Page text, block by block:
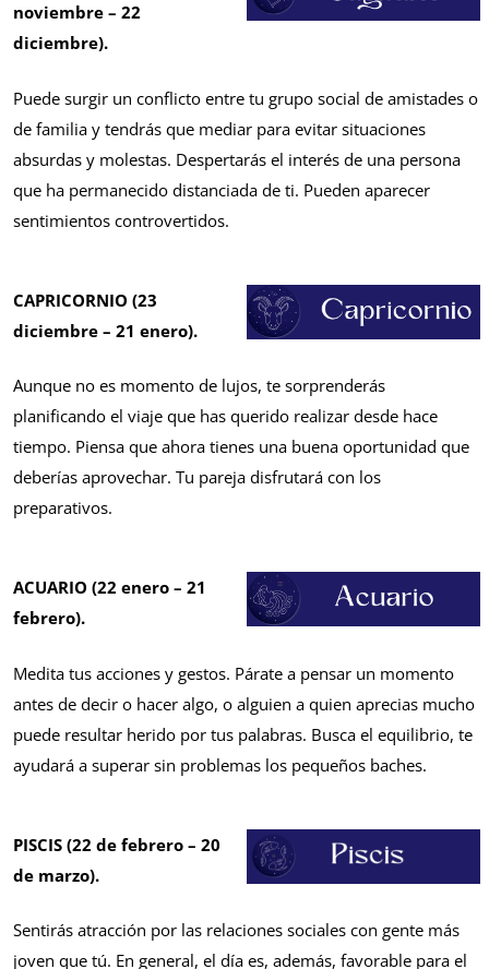
noviembre – 22
diciembre).
Puede surgir un conflicto entre tu grupo social de amistades o
de familia y tendrás que mediar para evitar situaciones
absurdas y molestas. Despertarás el interés de una persona
que ha permanecido distanciada de ti. Pueden aparecer
sentimientos controvertidos.
CAPRICORNIO (23
diciembre – 21 enero).
Aunque no es momento de lujos, te sorprenderás
planificando el viaje que has querido realizar desde hace
tiempo. Piensa que ahora tienes una buena oportunidad que
deberías aprovechar. Tu pareja disfrutará con los
preparativos.
ACUARIO (22 enero – 21
febrero).
Medita tus acciones y gestos. Párate a pensar un momento
antes de decir o hacer algo, o alguien a quien aprecias mucho
puede resultar herido por tus palabras. Busca el equilibrio, te
ayudará a superar sin problemas los pequeños baches.
PISCIS (22 de febrero – 20
de marzo).
Sentirás atracción por las relaciones sociales con gente más
joven que tú. En general, el día es, además, favorable para el